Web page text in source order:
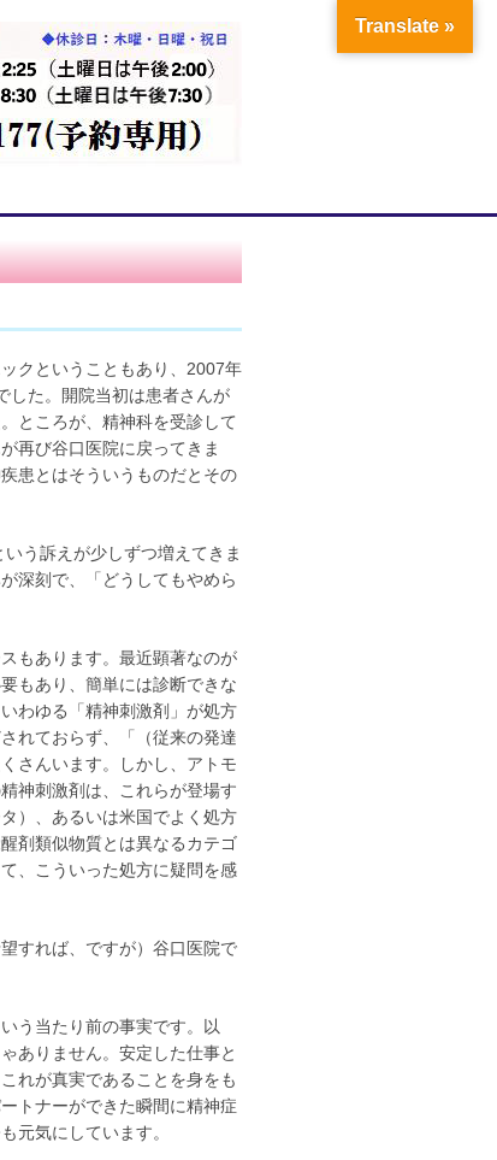
クということもあり、2007年
した。開院当初は患者さんが
ところが、精神科を受診して
再び谷口医院に戻ってきま
患とはそういうものだとその
う訴えが少しずつ増えてきま
深刻で、「どうしてもやめら
もあります。最近顕著なのが
もあり、簡単には診断できな
わゆる「精神刺激剤」が処方
れておらず、「（従来の発達
さんいます。しかし、アトモ
神刺激剤は、これらが登場す
）、あるいは米国でよく処方
剤類似物質とは異なるカテゴ
、こういった処方に疑問を感
すれば、ですが）谷口医院で
う当たり前の事実です。以
ありません。安定した仕事と
れが真実であることを身をも
トナーができた瞬間に精神症
元気にしています。
Translate »